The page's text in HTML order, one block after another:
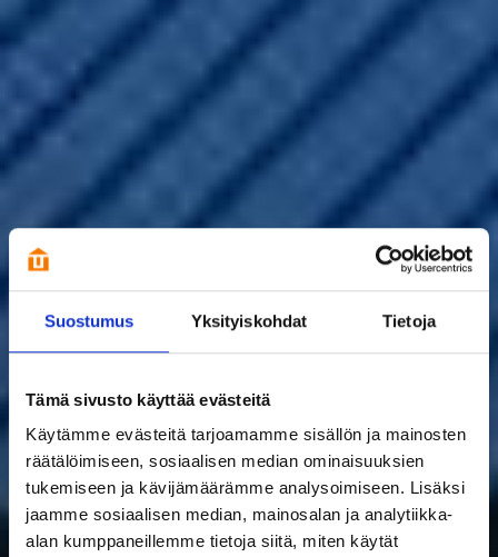
Suostumus Yksityiskohdat Tietoja
Tämä sivusto käyttää evästeitä
Käytämme evästeitä tarjoamamme sisällön ja mainosten
räätälöimiseen, sosiaalisen median ominaisuuksien
tukemiseen ja kävijämäärämme analysoimiseen. Lisäksi
jaamme sosiaalisen median, mainosalan ja analytiikka-
alan kumppaneillemme tietoja siitä, miten käytät